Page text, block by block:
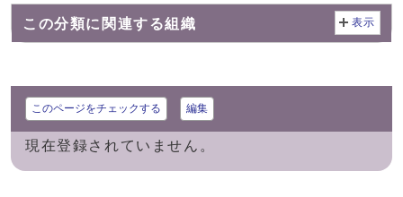
この分類に関連する組織 表示
このページをチェックする 編集
現在登録されていません。